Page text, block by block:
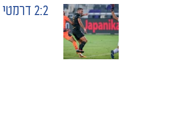
POST
NAVIGATION
2:2 דרמטי בין מכבי לבני יהודה